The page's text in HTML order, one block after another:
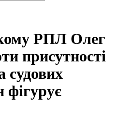
РПЛ Олег
присутності
судових
фігурує